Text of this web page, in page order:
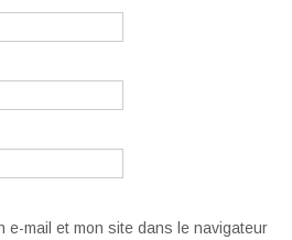
e-mail et mon site dans le navigateur